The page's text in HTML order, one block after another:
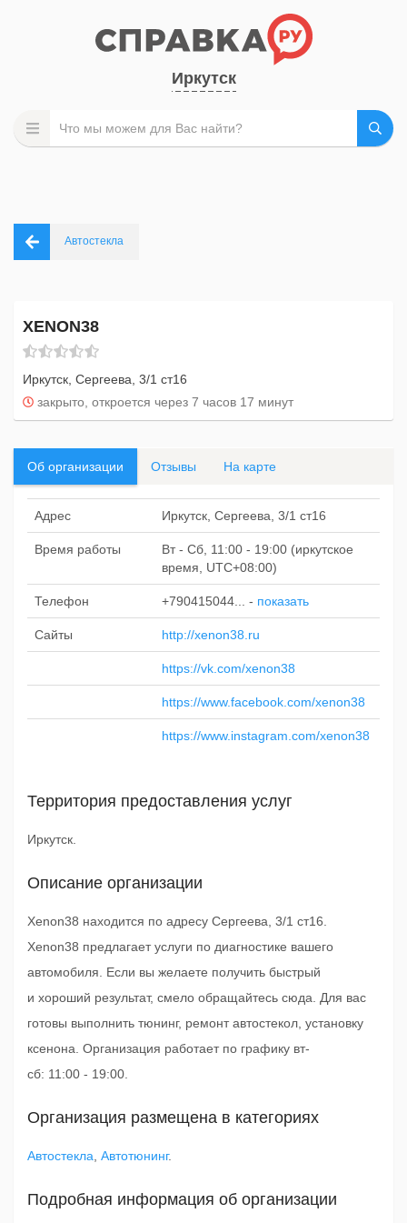
Иркутск
Автостекла
XENON38
Иркутск, Сергеева, 3/1 ст16
закрыто, откроется через 7 часов 17 минут
Об организации Отзывы На карте
Адрес Иркутск, Сергеева, 3/1 ст16
Время работы
Вт - Сб, 11:00 - 19:00 (иркутское
время, UTC+08:00)
Телефон +790415044... - показать
Сайты http://xenon38.ru
https://vk.com/xenon38
https://www.facebook.com/xenon38
https://www.instagram.com/xenon38
Территория предоставления услуг
Иркутск.
Описание организации
Xenon38 находится по адресу Сергеева, 3/1 ст16.
Xenon38 предлагает услуги по диагностике вашего
автомобиля. Если вы желаете получить быстрый
и хороший результат, смело обращайтесь сюда. Для вас
готовы выполнить тюнинг, ремонт автостекол, установку
ксенона. Организация работает по графику вт-
сб: 11:00 - 19:00.
Организация размещена в категориях
Автостекла Автотюнинг.
Подробная информация об организации